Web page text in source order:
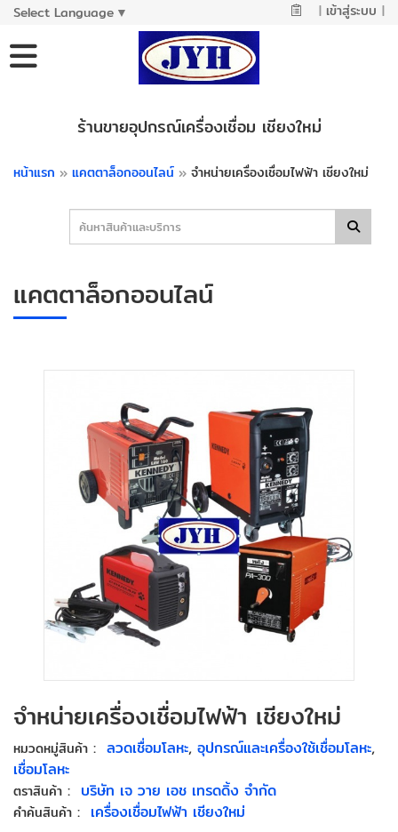
Select Language ▼ | เข้าสู่ระบบ |
ร้านขายอุปกรณ์เครื่องเชื่อม เชียงใหม่
หน้าแรก » แคตตาล็อกออนไลน์ » จำหน่ายเครื่องเชื่อมไฟฟ้า เชียงใหม่
แคตตาล็อกออนไลน์
จำหน่ายเครื่องเชื่อมไฟฟ้า เชียงใหม่
หมวดหมู่สินค้า : ลวดเชื่อมโลหะ, อุปกรณ์และเครื่องใช้เชื่อมโลหะ,
เชื่อมโลหะ
ตราสินค้า : บริษัท เจ วาย เอช เทรดดิ้ง จำกัด
คำค้นสินค้า : เครื่องเชื่อมไฟฟ้า เชียงใหม่